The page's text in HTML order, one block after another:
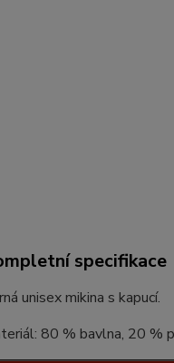
specifikace
unisex mikina s kapucí.
80 % bavlna, 20 %